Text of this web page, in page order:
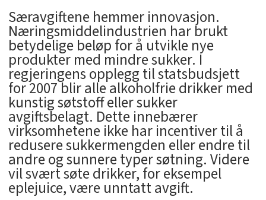
Særavgiftene hemmer innovasjon.
Næringsmiddelindustrien har brukt
betydelige beløp for å utvikle nye
produkter med mindre sukker. I
regjeringens opplegg til statsbudsjett
for 2007 blir alle alkoholfrie drikker med
kunstig søtstoff eller sukker
avgiftsbelagt. Dette innebærer
virksomhetene ikke har incentiver til å
redusere sukkermengden eller endre til
andre og sunnere typer søtning. Videre
vil svært søte drikker, for eksempel
eplejuice, være unntatt avgift.